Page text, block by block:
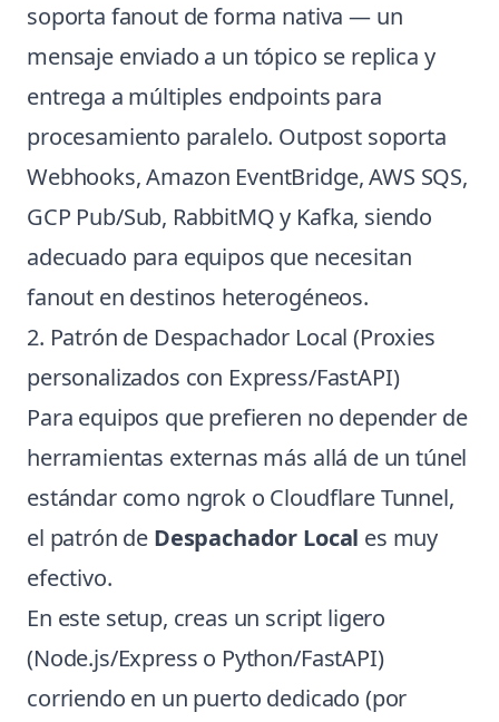
soporta fanout de forma nativa — un
mensaje enviado a un tópico se replica y
entrega a múltiples endpoints para
procesamiento paralelo. Outpost soporta
Webhooks, Amazon EventBridge, AWS SQS,
GCP Pub/Sub, RabbitMQ y Kafka, siendo
adecuado para equipos que necesitan
fanout en destinos heterogéneos.
2. Patrón de Despachador Local (Proxies
personalizados con Express/FastAPI)
Para equipos que prefieren no depender de
herramientas externas más allá de un túnel
estándar como ngrok o Cloudflare Tunnel,
el patrón de Despachador Local es muy
efectivo.
En este setup, creas un script ligero
(Node.js/Express o Python/FastAPI)
corriendo en un puerto dedicado (por